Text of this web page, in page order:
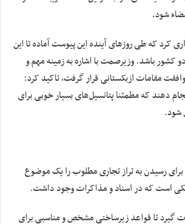
شود.
کرد که طی روزهای آینده این پیوست آماده تا این
کشور باشد. وزیرصمت با اشاره به زمینه مهم و
مقامات ازبکستانی قرار گرفت، تاکید کرد:
دهند که مطمئنا پتانسیل‌های بسیار خوبی برای
شود.
رسیدن به تراز تجاری مطلوب را یک موضوع
است که در اسناد و مذاکرات وجود داشت.
گیرد تا قواعد زیرساختی مشخص و مناسبی برای